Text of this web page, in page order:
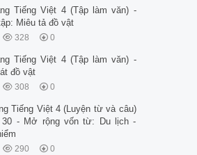
Tiếng Việt 4 (Tập làm văn) -
Miêu tả đồ vật
328 0
Tiếng Việt 4 (Tập làm văn) -
đồ vật
308 0
Tiếng Việt 4 (Luyện từ và câu)
30 - Mở rộng vốn từ: Du lịch -
290 0